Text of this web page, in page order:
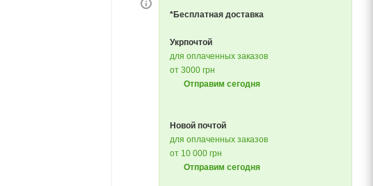
*Бесплатная доставка
Укрпочтой
для оплаченных заказов
от 3000 грн
Отправим сегодня
Новой почтой
для оплаченных заказов
от 10 000 грн
Отправим сегодня